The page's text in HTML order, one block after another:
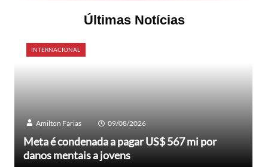
Últimas Notícias
INTERNACIONAL
Amilton Farias 09/08/2026
Meta é condenada a pagar US$ 567 mi por
danos mentais a jovens